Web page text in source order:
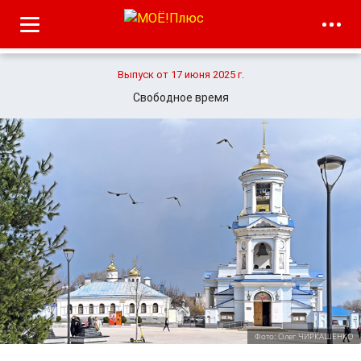
Выпуск от 17 июня 2025 г.
Свободное время
Фото: Олег ЧИРКАШЕНКО